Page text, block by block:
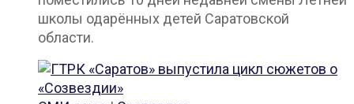
школы одарённых детей Саратовской
области.